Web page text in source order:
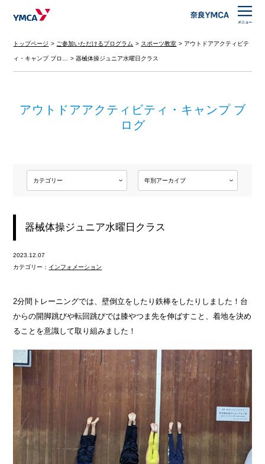
トップページ ご参加いただけるプログラム スポーツ教室 アウトドアアクティビテ
ィ・キャンプ ブロ… 器械体操ジュニア水曜日クラス
アウトドアアクティビティ・キャンプ ブ
ログ
器械体操ジュニア水曜日クラス
2023.12.07
カテゴリー： インフォメーション
2分間トレーニングでは、壁倒立をしたり鉄棒をしたりしました！台
からの開脚跳びや転回跳びでは膝やつま先を伸ばすこと、着地を決め
ることを意識して取り組みました！